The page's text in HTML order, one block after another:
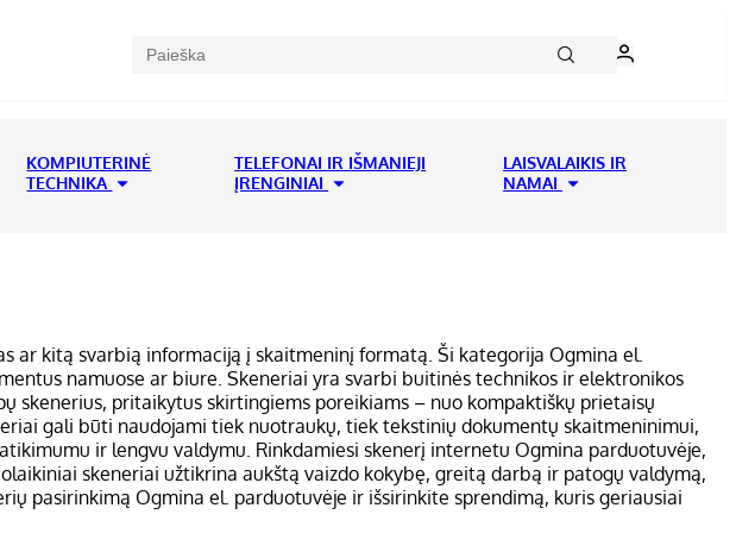
KOMPIUTERINĖ
TECHNIKA
TELEFONAI IR IŠMANIEJI
ĮRENGINIAI
LAISVALAIKIS IR
NAMAI
kitą svarbią informaciją į skaitmeninį formatą. Ši kategorija Ogmina el.
namuose ar biure. Skeneriai yra svarbi buitinės technikos ir elektronikos
skenerius, pritaikytus skirtingiems poreikiams – nuo kompaktiškų prietaisų
gali būti naudojami tiek nuotraukų, tiek tekstinių dokumentų skaitmeninimui,
ir lengvu valdymu. Rinkdamiesi skenerį internetu Ogmina parduotuvėje,
skeneriai užtikrina aukštą vaizdo kokybę, greitą darbą ir patogų valdymą,
pasirinkimą Ogmina el. parduotuvėje ir išsirinkite sprendimą, kuris geriausiai